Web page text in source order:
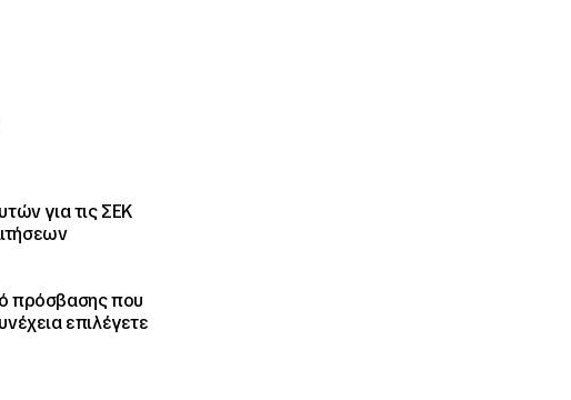
για τις ΣΕΚ
πρόσβασης που
επιλέγετε